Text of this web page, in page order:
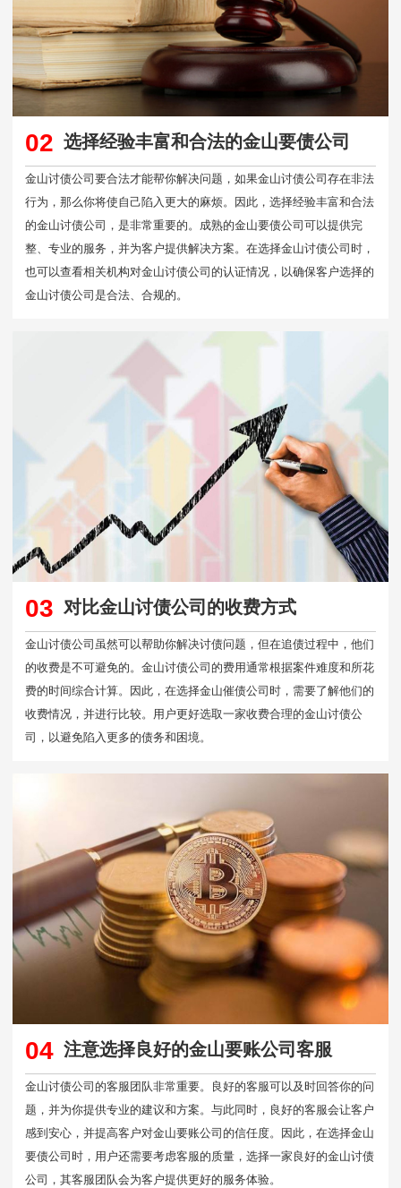
02 选择经验丰富和合法的金山要债公司
金山讨债公司要合法才能帮你解决问题，如果金山讨债公司存在非法
行为，那么你将使自己陷入更大的麻烦。因此，选择经验丰富和合法
的金山讨债公司，是非常重要的。成熟的金山要债公司可以提供完
整、专业的服务，并为客户提供解决方案。在选择金山讨债公司时，
也可以查看相关机构对金山讨债公司的认证情况，以确保客户选择的
金山讨债公司是合法、合规的。
03 对比金山讨债公司的收费方式
金山讨债公司虽然可以帮助你解决讨债问题，但在追债过程中，他们
的收费是不可避免的。金山讨债公司的费用通常根据案件难度和所花
费的时间综合计算。因此，在选择金山催债公司时，需要了解他们的
收费情况，并进行比较。用户更好选取一家收费合理的金山讨债公
司，以避免陷入更多的债务和困境。
04 注意选择良好的金山要账公司客服
金山讨债公司的客服团队非常重要。良好的客服可以及时回答你的问
题，并为你提供专业的建议和方案。与此同时，良好的客服会让客户
感到安心，并提高客户对金山要账公司的信任度。因此，在选择金山
要债公司时，用户还需要考虑客服的质量，选择一家良好的金山讨债
公司，其客服团队会为客户提供更好的服务体验。